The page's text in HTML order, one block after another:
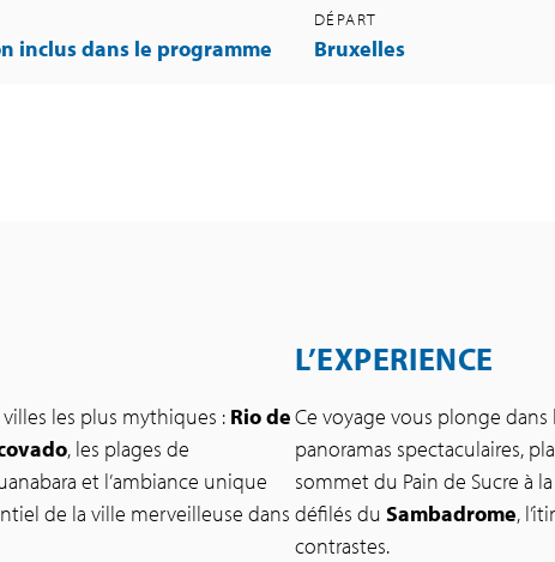
inclus dans le programme
DÉPART
Bruxelles
les plus mythiques : Rio de
, les plages de
et l’ambiance unique
de la ville merveilleuse dans
L’EXPERIENCE
Ce voyage vous plonge
panoramas spectaculaires,
sommet du Pain de Sucre à
défilés du Sambadrome,
contrastes.